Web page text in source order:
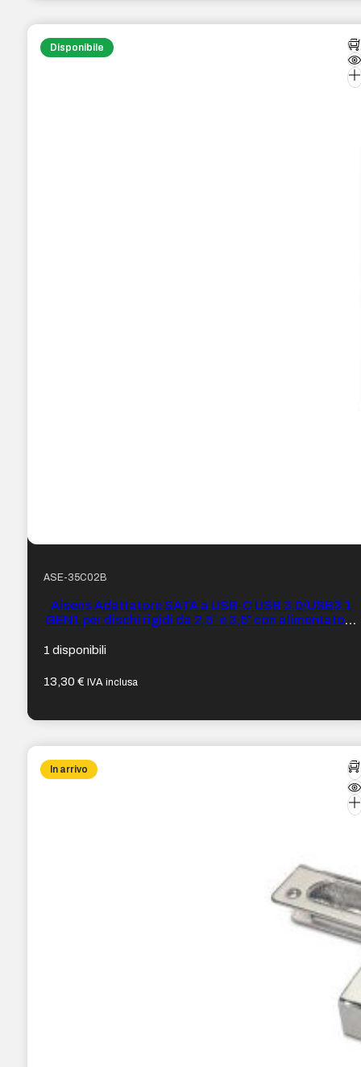
Disponibile
ASE-35C02B
Aisens Adattatore SATA a USB-C USB 3.0/USB3.1
GEN1 per dischi rigidi da 2,5″ e 3,5″ con alimentatore
1 disponibili
13,30€ IVA inclusa
In arrivo